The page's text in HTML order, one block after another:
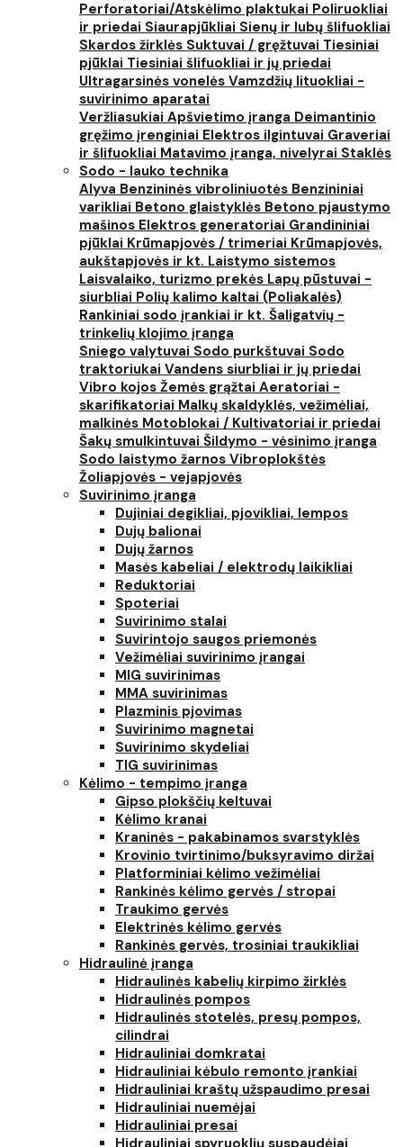
Perforatoriai/Atskėlimo plaktukai Poliruokliai
ir priedai Siaurapjūkliai Sienų ir lubų šlifuokliai
Skardos žirklės Suktuvai / gręžtuvai Tiesiniai
pjūklai Tiesiniai šlifuokliai ir jų priedai
Ultragarsinės vonelės Vamzdžių lituokliai -
suvirinimo aparatai
Veržliasukiai Apšvietimo įranga Deimantinio
gręžimo įrenginiai Elektros ilgintuvai Graveriai
ir šlifuokliai Matavimo įranga, nivelyrai Staklės
Sodo - lauko technika
Alyva Benzininės vibroliniuotės Benzininiai
varikliai Betono glaistyklės Betono pjaustymo
mašinos Elektros generatoriai Grandininiai
pjūklai Krūmapjovės / trimeriai Krūmapjovės,
aukštapjovės ir kt. Laistymo sistemos
Laisvalaiko, turizmo prekės Lapų pūstuvai -
siurbliai Polių kalimo kaltai (Poliakalės)
Rankiniai sodo įrankiai ir kt. Šaligatvių -
trinkelių klojimo įranga
Sniego valytuvai Sodo purkštuvai Sodo
traktoriukai Vandens siurbliai ir jų priedai
Vibro kojos Žemės grąžtai Aeratoriai -
skarifikatoriai Malkų skaldyklės, vežimėliai,
malkinės Motoblokai / Kultivatoriai ir priedai
Šakų smulkintuvai Šildymo - vėsinimo įranga
Sodo laistymo žarnos Vibroplokštės
Žoliapjovės - vejapjovės
Suvirinimo įranga
Dujiniai degikliai, pjovikliai, lempos
Dujų balionai
Dujų žarnos
Masės kabeliai / elektrodų laikikliai
Reduktoriai
Spoteriai
Suvirinimo stalai
Suvirintojo saugos priemonės
Vežimėliai suvirinimo įrangai
MIG suvirinimas
MMA suvirinimas
Plazminis pjovimas
Suvirinimo magnetai
Suvirinimo skydeliai
TIG suvirinimas
Kėlimo - tempimo įranga
Gipso plokščių keltuvai
Kėlimo kranai
Kraninės - pakabinamos svarstyklės
Krovinio tvirtinimo/buksyravimo diržai
Platforminiai kėlimo vežimėliai
Rankinės kėlimo gervės / stropai
Traukimo gervės
Elektrinės kėlimo gervės
Rankinės gervės, trosiniai traukikliai
Hidraulinė įranga
Hidraulinės kabelių kirpimo žirklės
Hidraulinės pompos
Hidraulinės stotelės, presų pompos,
cilindrai
Hidrauliniai domkratai
Hidrauliniai kėbulo remonto įrankiai
Hidrauliniai kraštų užspaudimo presai
Hidrauliniai nuemėjai
Hidrauliniai presai
Hidrauliniai spyruoklių suspaudėjai